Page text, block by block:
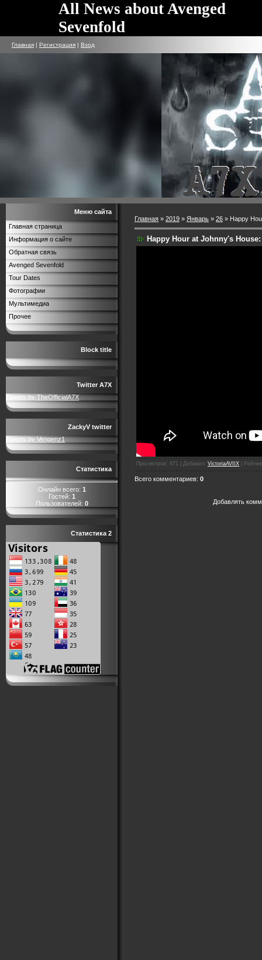
All News about Avenged
Sevenfold
Главная | Регистрация | Вход
Меню сайта
Главная страница
Информация о сайте
Обратная связь
Avenged Sevenfold
Tour Dates
Фотографии
Мультимедиа
Прочее
Block title
Twitter A7X
Tweets by TheOfficialA7X
ZackyV twitter
Tweets by Vengenz1
Статистика
Онлайн всего: 1
Гостей: 1
Пользователей: 0
Статистика 2
Главная » 2019 » Январь » 26 » Happy
Happy Hour at Johnny's
Просмотров : 871 Добавил: VictoriaAVIIX
Всего комментариев: 0
Добавлять